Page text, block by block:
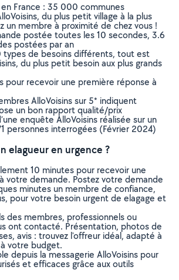
France : 35 000 communes
du plus petit village à la plus
un membre à proximité de chez vous !
postée toutes les 10 secondes, 3.6
postées par an
types de besoins différents, tout est
du plus petit besoin aux plus grands
pour recevoir une première réponse à
AlloVoisins sur 5* indiquent
un bon rapport qualité/prix
enquête AlloVoisins réalisée sur un
personnes interrogées (Février 2024)
elagueur en urgence ?
10 minutes pour recevoir une
votre demande. Postez votre demande
minutes un membre de confiance,
pour votre besoin urgent de elagage et
des membres, professionnels ou
ont contacté. Présentation, photos de
avis : trouvez l'offreur idéal, adapté à
votre budget.
depuis la messagerie AlloVoisins pour
et efficaces grâce aux outils